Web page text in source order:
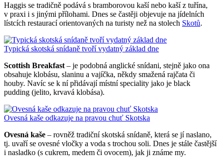
Haggis se tradičně podává s bramborovou kaší nebo kaší z tuřína,
v praxi i s jinými přílohami. Dnes se častěji objevuje na jídelních
lístcích restaurací orientovaných na turisty než na stolech Skotů.
Typická skotská snídaně tvoří vydatný základ dne
Scottish Breakfast – je podobná anglické snídani, stejně jako ona
obsahuje klobásu, slaninu a vajíčka, někdy smažená rajčata či
houby. Navíc se k ní přidávají místní speciality jako je black
pudding (jelito, krvavá klobása).
Ovesná kaše odkazuje na pravou chuť Skotska
Ovesná kaše – rovněž tradiční skotská snídaně, která se jí naslano,
tj. uvaří se ovesné vločky a voda s trochou soli. Dnes je stále častější
i nasladko (s cukrem, medem či ovocem), jak ji známe my.